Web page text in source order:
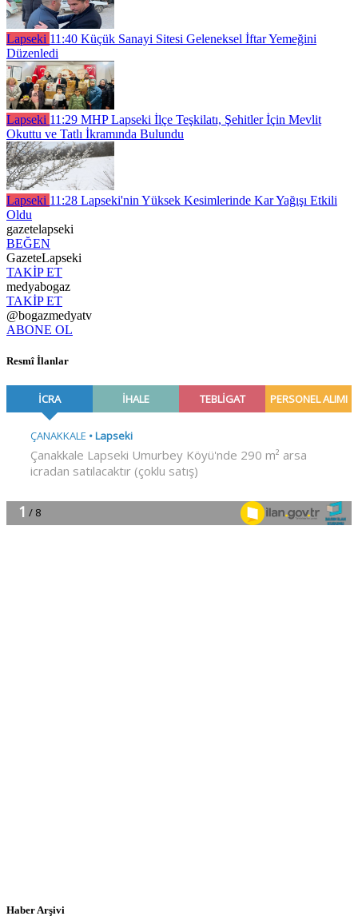
Lapseki 11:40 Küçük Sanayi Sitesi Geleneksel İftar Yemeğini
Düzenledi
Lapseki 11:29 MHP Lapseki İlçe Teşkilatı, Şehitler İçin Mevlit
Okuttu ve Tatlı İkramında Bulundu
Lapseki 11:28 Lapseki'nin Yüksek Kesimlerinde Kar Yağışı Etkili
Oldu
gazetelapseki
BEĞEN
GazeteLapseki
TAKİP ET
medyabogaz
TAKİP ET
@bogazmedyatv
ABONE OL
Resmî İlanlar
Haber Arşivi